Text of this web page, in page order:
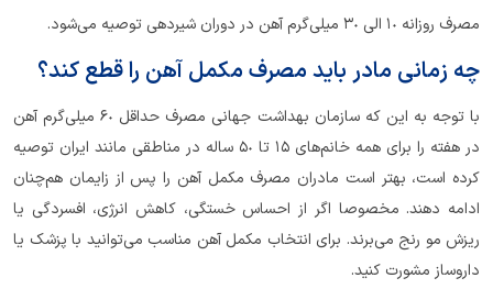
مصرف روزانه ١٠ الی ٣٠ میلی‌گرم آهن در دوران شیردهی توصیه می‌شود.
چه زمانی مادر باید مصرف مکمل آهن را قطع کند؟
با توجه به این که سازمان بهداشت جهانی مصرف حداقل ٦٠ میلی‌گرم آهن
در هفته را برای همه خانم‌های ١٥ تا ٥٠ ساله در مناطقی مانند ایران توصیه
کرده است، بهتر است مادران مصرف مکمل آهن را پس از زایمان هم‌چنان
ادامه دهند. مخصوصا اگر از احساس خستگی، کاهش انرژی، افسردگی یا
ریزش مو رنج می‌برند. برای انتخاب مکمل آهن مناسب می‌توانید با پزشک یا
داروساز مشورت کنید.